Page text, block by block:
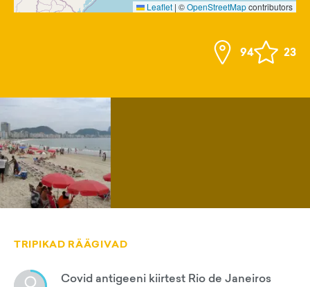
Leaflet | ©OpenStreetMapcontributors
94 23
TRIPIKAD RÄÄGIVAD
Covid antigeeni kiirtest Rio de Janeiros